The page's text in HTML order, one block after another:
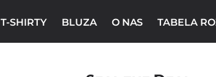
T-SHIRTY BLUZA O NAS TABELA